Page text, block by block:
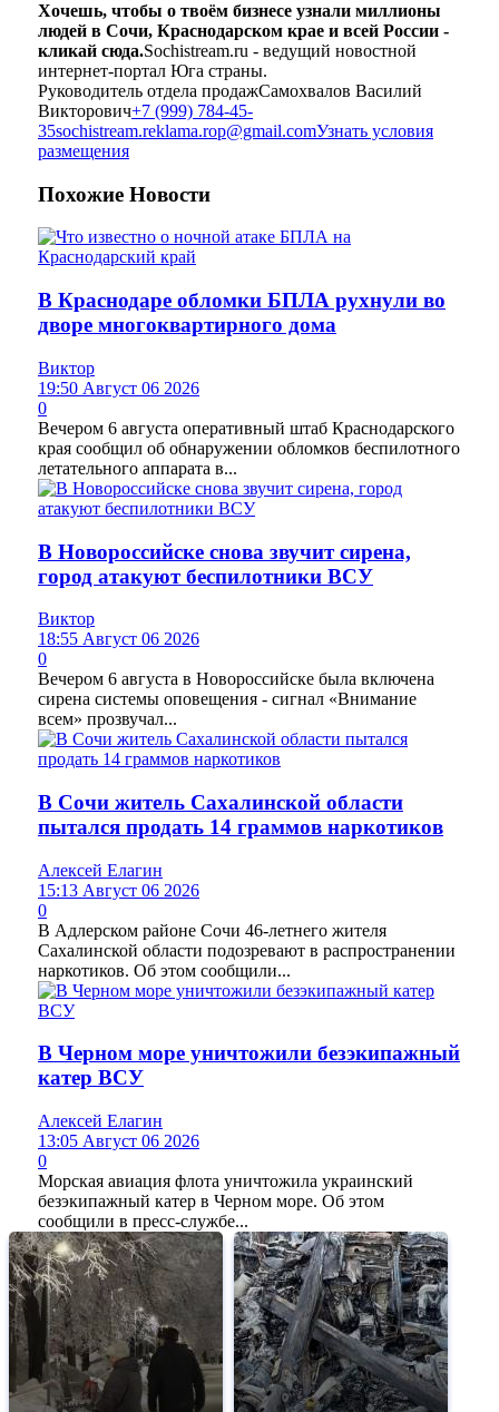
Хочешь, чтобы о твоём бизнесе узнали миллионы
людей в Сочи, Краснодарском крае и всей России -
кликай сюда.Sochistream.ru - ведущий новостной
интернет-портал Юга страны.
Руководитель отдела продажСамохвалов Василий
Викторович+7 (999) 784-45-
35sochistream.reklama.rop@gmail.comУзнать условия
размещения
Похожие Новости
В Краснодаре обломки БПЛА рухнули во
дворе многоквартирного дома
Виктор
19:50 Август 06 2026
0
Вечером 6 августа оперативный штаб Краснодарского
края сообщил об обнаружении обломков беспилотного
летательного аппарата в...
В Новороссийске снова звучит сирена,
город атакуют беспилотники ВСУ
Виктор
18:55 Август 06 2026
0
Вечером 6 августа в Новороссийске была включена
сирена системы оповещения - сигнал «Внимание
всем» прозвучал...
В Сочи житель Сахалинской области
пытался продать 14 граммов наркотиков
Алексей Елагин
15:13 Август 06 2026
0
В Адлерском районе Сочи 46-летнего жителя
Сахалинской области подозревают в распространении
наркотиков. Об этом сообщили...
В Черном море уничтожили безэкипажный
катер ВСУ
Алексей Елагин
13:05 Август 06 2026
0
Морская авиация флота уничтожила украинский
безэкипажный катер в Черном море. Об этом
сообщили в пресс-службе...